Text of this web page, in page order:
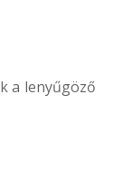
a lenyűgöző